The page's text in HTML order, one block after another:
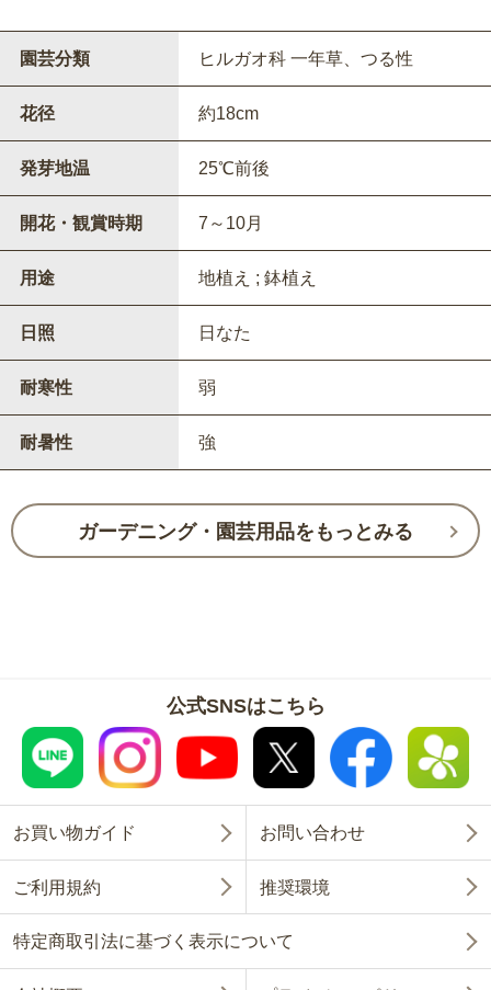
園芸分類 ヒルガオ科 一年草、つる性
花径 約18cm
発芽地温 25℃前後
開花・観賞時期 7～10月
用途 地植え ; 鉢植え
日照 日なた
耐寒性 弱
耐暑性 強
ガーデニング・園芸用品をもっとみる
公式SNSはこちら
お買い物ガイド お問い合わせ
ご利用規約 推奨環境
特定商取引法に基づく表示について